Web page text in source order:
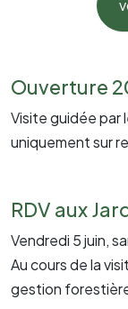
Ouverture
Visite guidée par
uniquement sur
RDV aux
Vendredi 5 juin,
Au cours de la
gestion